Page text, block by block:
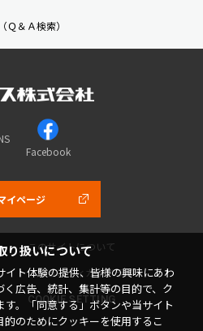
り扱いについて
ト体験の提供、皆様の興味にあわ
広告、統計、集計等の目的で、ク
。「同意する」ボタンや当サイト
のためにクッキーを使用するこ
Ｑ＆Ａ検索）
Facebook
イページ
このサイトについて
コミュニティガイドライン
COOKIE SETTING